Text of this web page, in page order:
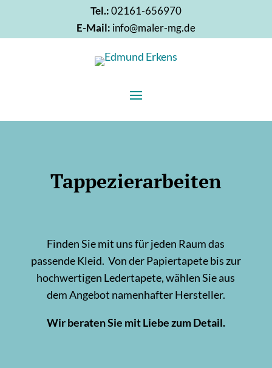
Tel.:02161-656970
E-Mail: info@maler-mg.de
Tappezierarbeiten
Finden Sie mit uns für jeden Raum das
passende Kleid. Von der Papiertapete bis zur
hochwertigen Ledertapete, wählen Sie aus
dem Angebot namenhafter Hersteller.
Wir beraten Sie mit Liebe zum Detail.